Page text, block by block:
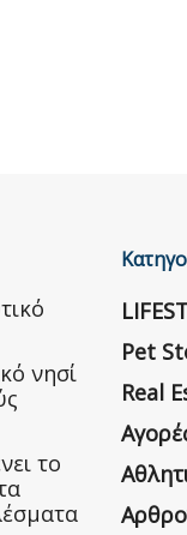
νησί
το
Pet
Real